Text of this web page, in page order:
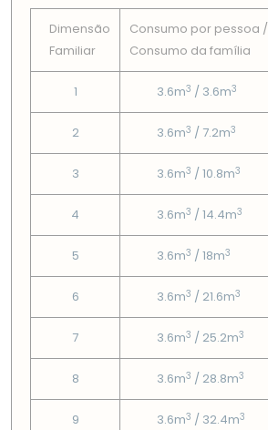
Dimensão
Familiar
Consumo por pessoa /
Consumo da famí­lia
1 3.6m3 / 3.6m3
2 3.6m3 / 7.2m3
3 3.6m3 / 10.8m3
4 3.6m3 / 14.4m3
5 3.6m3 / 18m3
6 3.6m3 / 21.6m3
7 3.6m3 / 25.2m3
8 3.6m3 / 28.8m3
9 3.6m3 / 32.4m3